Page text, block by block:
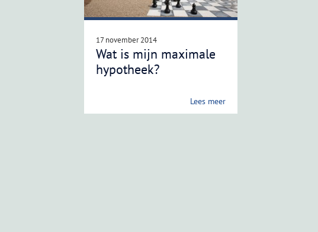
17 november 2014
Wat is mijn maximale
hypotheek?
Lees meer